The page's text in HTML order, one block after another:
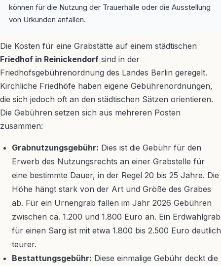
können für die Nutzung der Trauerhalle oder die Ausstellung
von Urkunden anfallen.
Die Kosten für eine Grabstätte auf einem städtischen
Friedhof in Reinickendorf sind in der
Friedhofsgebührenordnung des Landes Berlin geregelt.
Kirchliche Friedhöfe haben eigene Gebührenordnungen,
die sich jedoch oft an den städtischen Sätzen orientieren.
Die Gebühren setzen sich aus mehreren Posten
zusammen:
Grabnutzungsgebühr: Dies ist die Gebühr für den
Erwerb des Nutzungsrechts an einer Grabstelle für
eine bestimmte Dauer, in der Regel 20 bis 25 Jahre. Die
Höhe hängt stark von der Art und Größe des Grabes
ab. Für ein Urnengrab fallen im Jahr 2026 Gebühren
zwischen ca. 1.200 und 1.800 Euro an. Ein Erdwahlgrab
für einen Sarg ist mit etwa 1.800 bis 2.500 Euro deutlich
teurer.
Bestattungsgebühr: Diese einmalige Gebühr deckt die